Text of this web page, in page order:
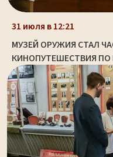
31 июля в 12:21
МУЗЕЙ ОРУЖИЯ СТАЛ
КИНОПУТЕШЕСТВИЯ ПО